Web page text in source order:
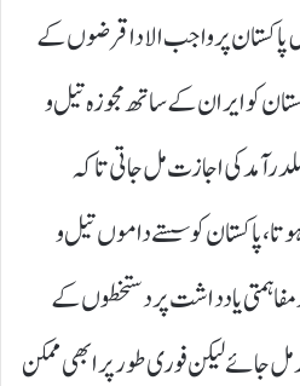
پر واجب الادا قرضوں کے
کو ایران کے ساتھ مجوزہ تیل و
کی اجازت مل جاتی تا کہ
پاکستان کو سستے داموں تیل و
مفاہمتی یادداشت پر دستخطوں کے
جائے لیکن فوری طور پر ابھی ممکن